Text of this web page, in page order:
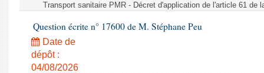
Transport sanitaire PMR - Décret d'application de l'article 61 de
Question écrite n° 17600 de M. Stéphane Peu
Date de
dépôt :
04/08/2026